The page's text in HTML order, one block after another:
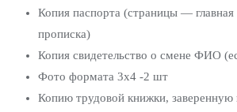
Копия паспорта (страницы —
прописка)
Копия свидетельство о смене ФИО
Фото формата 3х4 -2 шт
Копию трудовой книжки, заверенную